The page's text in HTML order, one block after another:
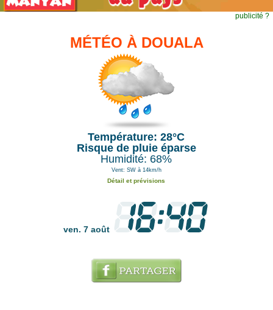
publicité ?
MÉTÉO À DOUALA
Température: 28°C
Risque de pluie éparse
Humidité: 68%
Vent: SW à 14km/h
Détail et prévisions
ven. 7 août